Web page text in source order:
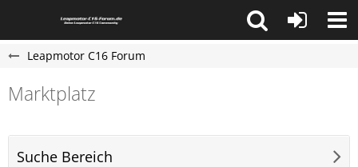
Leapmotor C16 Forum
Marktplatz
Suche Bereich